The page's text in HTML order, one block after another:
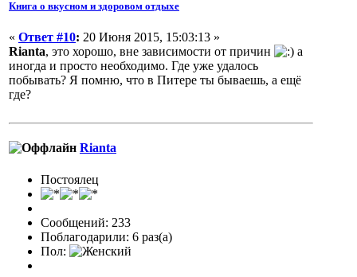
Книга о вкусном и здоровом отдыхе
« Ответ #10: 20 Июня 2015, 15:03:13 »
Rianta, это хорошо, вне зависимости от причин
а
иногда и просто необходимо. Где уже удалось
побывать? Я помню, что в Питере ты бываешь, а ещё
где?
Rianta
Постоялец
Сообщений: 233
Поблагодарили: 6 раз(а)
Пол: